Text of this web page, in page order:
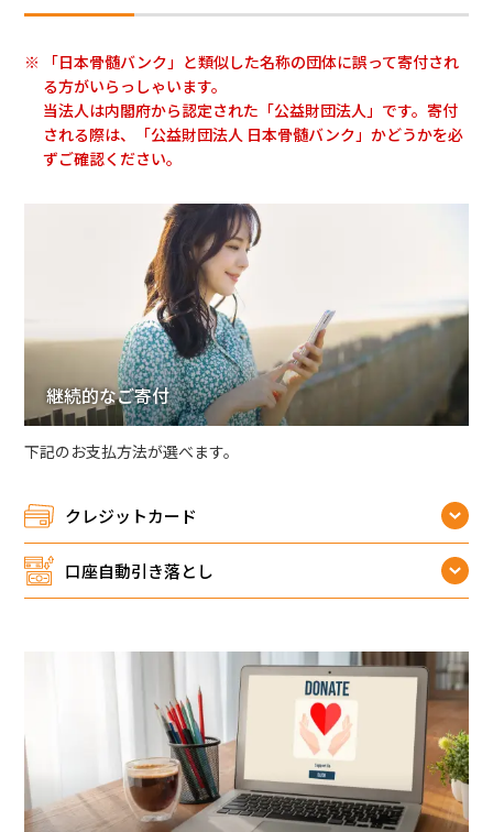
「日本骨髄バンク」と類似した名称の団体に誤って寄付され
る方がいらっしゃいます。
当法人は内閣府から認定された「公益財団法人」です。寄付
される際は、「公益財団法人 日本骨髄バンク」かどうかを必
ずご確認ください。
継続的なご寄付
下記のお支払方法が選べます。
クレジットカード
口座自動引き落とし